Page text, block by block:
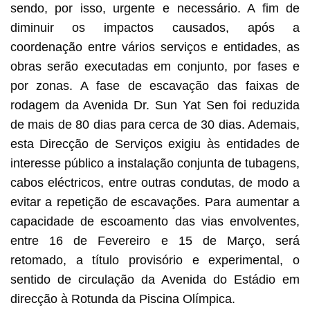
sendo, por isso, urgente e necessário. A fim de
diminuir os impactos causados, após a
coordenação entre vários serviços e entidades, as
obras serão executadas em conjunto, por fases e
por zonas. A fase de escavação das faixas de
rodagem da Avenida Dr. Sun Yat Sen foi reduzida
de mais de 80 dias para cerca de 30 dias. Ademais,
esta Direcção de Serviços exigiu às entidades de
interesse público a instalação conjunta de tubagens,
cabos eléctricos, entre outras condutas, de modo a
evitar a repetição de escavações. Para aumentar a
capacidade de escoamento das vias envolventes,
entre 16 de Fevereiro e 15 de Março, será
retomado, a título provisório e experimental, o
sentido de circulação da Avenida do Estádio em
direcção à Rotunda da Piscina Olímpica.